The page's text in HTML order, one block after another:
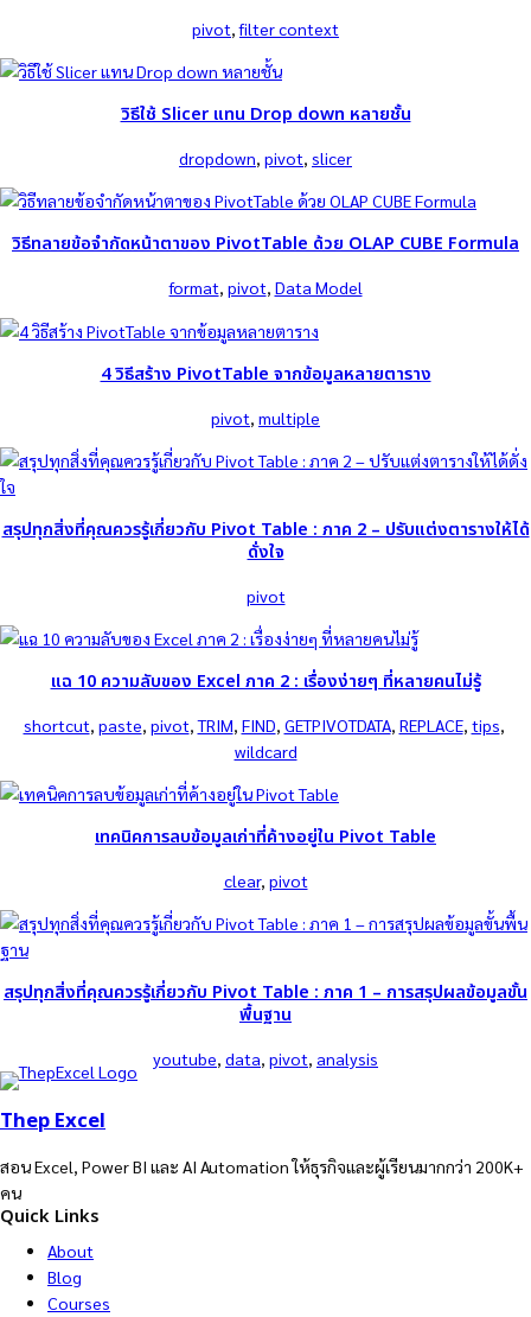
pivot, filter context
วิธีใช้ Slicer แทน Drop down หลายชั้น
dropdown, pivot, slicer
วิธีทลายข้อจำกัดหน้าตาของ PivotTable ด้วย OLAP CUBE Formula
format, pivot, Data Model
4 วิธีสร้าง PivotTable จากข้อมูลหลายตาราง
pivot multiple
สรุปทุกสิ่งที่คุณควรรู้เกี่ยวกับ Pivot Table : ภาค 2 – ปรับแต่งตารางให้ได้
ดั่งใจ
pivot
แฉ 10 ความลับของ Excel ภาค 2 : เรื่องง่ายๆ ที่หลายคนไม่รู้
shortcut, paste, pivot, TRIM, FIND, GETPIVOTDATA, REPLACE, tips
wildcard
เทคนิคการลบข้อมูลเก่าที่ค้างอยู่ใน Pivot Table
clear, pivot
สรุปทุกสิ่งที่คุณควรรู้เกี่ยวกับ Pivot Table : ภาค 1 – การสรุปผลข้อมูลขั้น
พื้นฐาน
youtube, data, pivot, analysis
Thep Excel
สอน Excel, Power BI และ AI Automation ให้ธุรกิจและผู้เรียนมากกว่า 200K+
คน
Quick Links
About
Blog
Courses